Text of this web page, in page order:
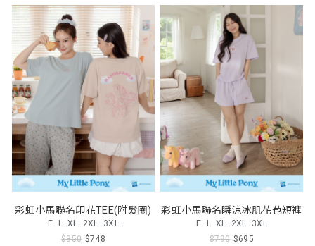
彩虹小馬聯名印花TEE(附髮圈)
F L XL 2XL 3XL
$850 $748
彩虹小馬聯名瞬涼冰肌花苞短褲
F L XL 2XL 3XL
$790 $695